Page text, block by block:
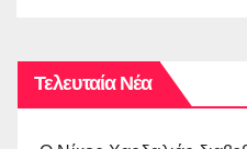
Τελευταία Νέα